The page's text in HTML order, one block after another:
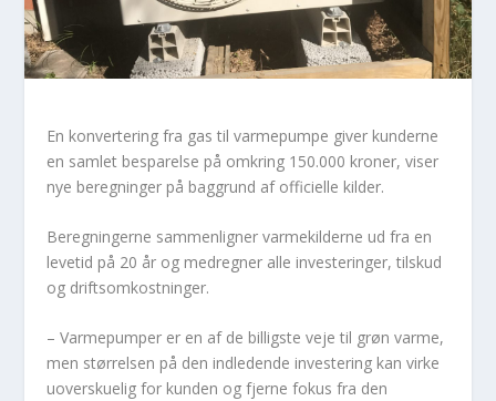
En konvertering fra gas til varmepumpe giver kunderne
en samlet besparelse på omkring 150.000 kroner, viser
nye beregninger på baggrund af officielle kilder.
Beregningerne sammenligner varmekilderne ud fra en
levetid på 20 år og medregner alle investeringer, tilskud
og driftsomkostninger.
– Varmepumper er en af de billigste veje til grøn varme,
men størrelsen på den indledende investering kan virke
uoverskuelig for kunden og fjerne fokus fra den